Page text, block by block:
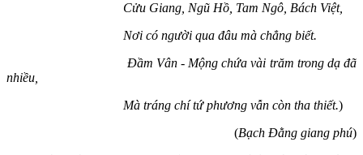
Cửu Giang, Ngũ Hồ, Tam Ngô, Bách Việt,
Nơi có người qua đâu mà chẳng biết.
Đầm Vân - Mộng chứa vài trăm trong dạ đã
nhiều,
Mà tráng chí tứ phương vẫn còn tha thiết.)
(Bạch Đằng giang phú)